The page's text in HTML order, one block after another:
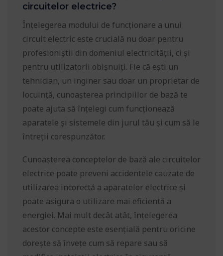
circuitelor electrice?
Înțelegerea modului de funcționare a unui
circuit electric este crucială nu doar pentru
profesioniștii din domeniul electricității, ci și
pentru utilizatorii obișnuiți. Fie că ești un
tehnician, un inginer sau doar un proprietar de
locuință, cunoașterea principiilor de bază te
poate ajuta să înțelegi cum funcționează
aparatele și sistemele din jurul tău și cum să le
întreții corespunzător.
Cunoașterea conceptelor de bază ale circuitelor
electrice poate preveni accidentele cauzate de
utilizarea incorectă a aparatelor electrice și
poate asigura o utilizare mai eficientă a
energiei. Mai mult decât atât, înțelegerea
acestor concepte este esențială pentru oricine
dorește să învețe cum să repare sau să